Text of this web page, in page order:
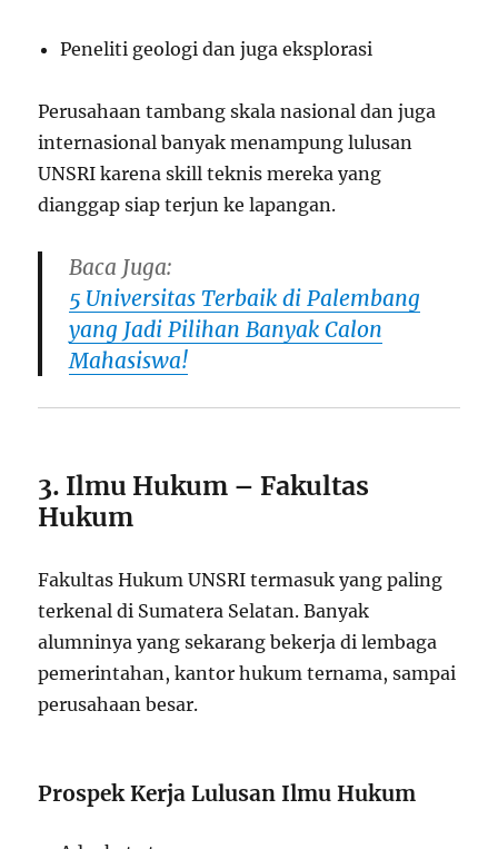
Peneliti geologi dan juga eksplorasi
Perusahaan tambang skala nasional dan juga
internasional banyak menampung lulusan
UNSRI karena skill teknis mereka yang
dianggap siap terjun ke lapangan.
Baca Juga:
5 Universitas Terbaik di Palembang
yang Jadi Pilihan Banyak Calon
Mahasiswa!
3. Ilmu Hukum – Fakultas
Hukum
Fakultas Hukum UNSRI termasuk yang paling
terkenal di Sumatera Selatan. Banyak
alumninya yang sekarang bekerja di lembaga
pemerintahan, kantor hukum ternama, sampai
perusahaan besar.
Prospek Kerja Lulusan Ilmu Hukum